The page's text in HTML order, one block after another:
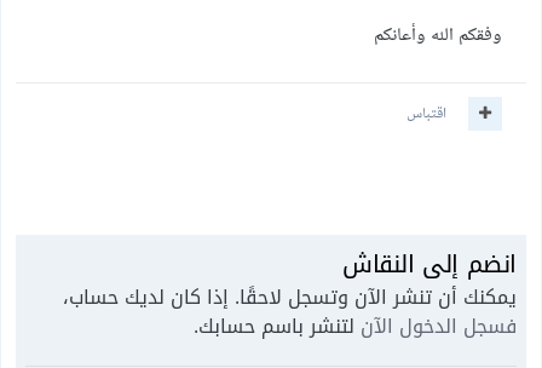
وفقكم الله وأعانكم
اقتباس
انضم إلى النقاش
يمكنك أن تنشر الآن وتسجل لاحقًا. إذا كان لديك حساب،
فسجل الدخول الآن لتنشر باسم حسابك.